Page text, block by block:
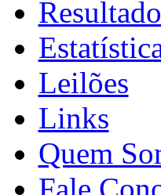
Leilões
Links
Quem
Fale